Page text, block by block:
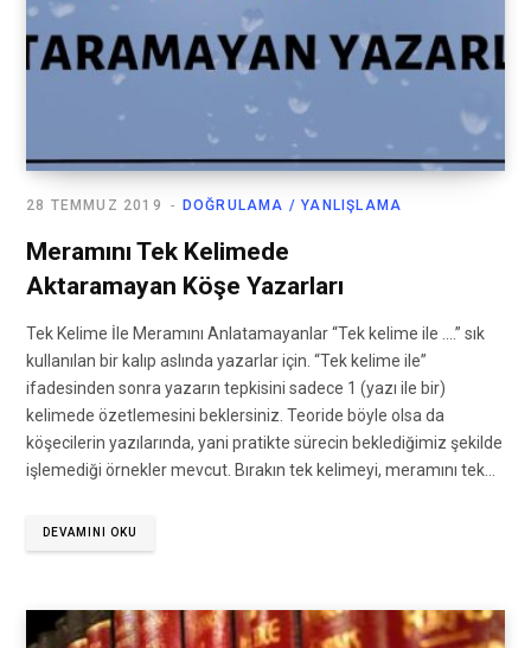
DOĞRULAMA / YANLIŞLAMA
28 TEMMUZ 2019
Meramını Tek Kelimede
Aktaramayan Köşe Yazarları
Tek Kelime İle Meramını Anlatamayanlar “Tek kelime ile ….” sık
kullanılan bir kalıp aslında yazarlar için. “Tek kelime ile”
ifadesinden sonra yazarın tepkisini sadece 1 (yazı ile bir)
kelimede özetlemesini beklersiniz. Teoride böyle olsa da
köşecilerin yazılarında, yani pratikte sürecin beklediğimiz şekilde
işlemediği örnekler mevcut. Bırakın tek kelimeyi, meramını tek…
DEVAMINI OKU